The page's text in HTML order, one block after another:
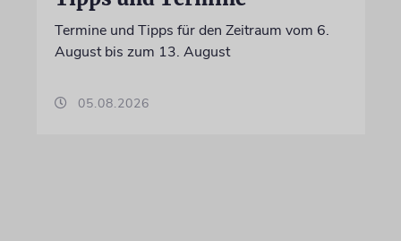
Termine und Tipps für den Zeitraum vom 6.
August bis zum 13. August
05.08.2026